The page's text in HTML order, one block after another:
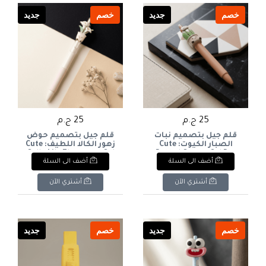
خصم جديد
25 ج.م
قلم جيل بتصميم نبات
الصبار الكيوت: Cute
Potted Cactus Gel Pen
أضف الى السلة
أشتري الآن
خصم جديد
25 ج.م
قلم جيل بتصميم حوض
زهور الكالا اللطيف: Cute
Calla Lily Flowerpot Gel
Pen
أضف الى السلة
أشتري الآن
خصم جديد خصم جديد